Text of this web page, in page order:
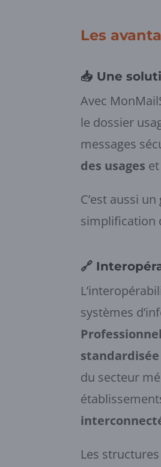
Les
📥 Une
Avec
le dossier
messages
des usages
C’est aussi un
simplification
🔗
systèmes
du secteur
Les